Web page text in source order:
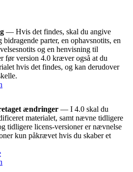
— Hvis det findes, skal du angive
bidragende parter, en ophavsnotits, en
og en henvisning til
før version 4.0 kræver også at du
hvis det findes, og kan derudover
ændringer — I 4.0 skal du
materialet, samt nævne tidligere
tidligere licens-versioner er nævnelse
kun påkrævet hvis du skaber et